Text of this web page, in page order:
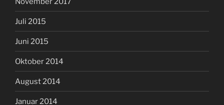
Juli 2015
Juni 2015
Oktober 2014
August 2014
Januar 2014